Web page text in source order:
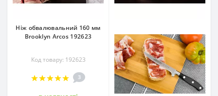
Ніж обвалювальний 160 мм
Brooklyn Arcos 192623
Код товару: 192623
3